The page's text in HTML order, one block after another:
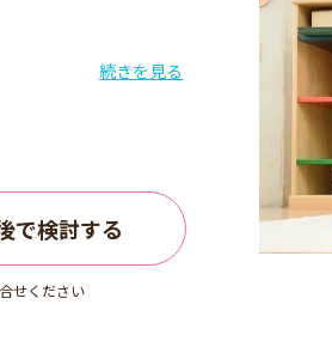
お問い
続きを見る
せください